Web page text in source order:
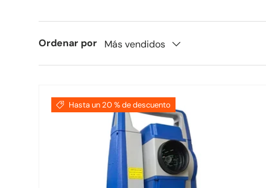
Ordenar por Más vendidos
Hasta un 20 % de descuento